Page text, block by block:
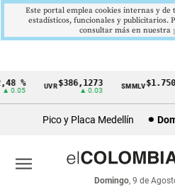
Cintillo
económicos
Colombia
% UVR$386,1273
▲ 0.03
SMMLV
Pico y Placa Medellín
Domingo, 9 de
menu
Este portal emplea cookies internas y de
estadísticos, funcionales y publicitarios.
consultar más en nuestra